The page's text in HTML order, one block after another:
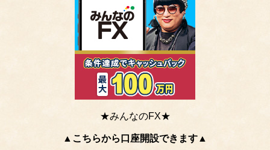
★みんなのFX★
▲こちらから口座開設できます▲